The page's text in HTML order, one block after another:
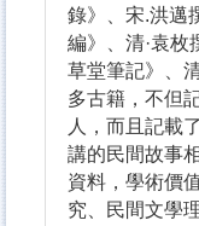
錄》、宋.洪邁
編》、清·袁枚
草堂筆記》、
多古籍，不但
人，而且記載
講的民間故事
資料，學術價
究、民間文學